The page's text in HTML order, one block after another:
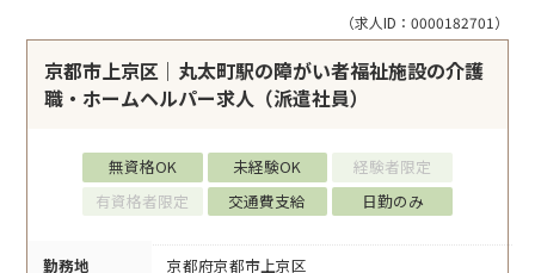
（求人ID：0000182701）
京都市上京区｜丸太町駅の障がい者福祉施設の介護
職・ホームヘルパー求人（派遣社員）
無資格OK 未経験OK
経験者限定
有資格者限定
交通費支給 日勤のみ
勤務地 京都府京都市上京区